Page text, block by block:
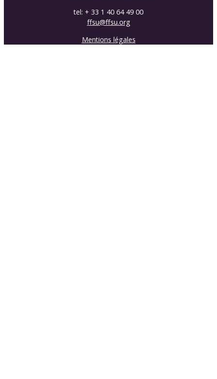
tel: + 33 1 40 64 49 00
ffsu@ffsu.org
Mentions légales